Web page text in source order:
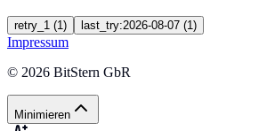
retry_1 (1 ) last_try:2026-08-07 (1 )
Impressum
© 2026 BitStern GbR
Minimieren